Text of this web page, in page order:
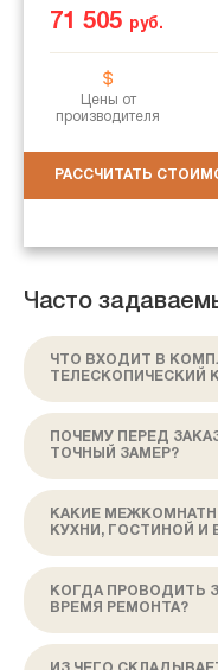
71 505 руб.
Цены от
производителя
РАССЧИТАТЬ
Часто
ЧТО ВХОДИТ В
ТЕЛЕСКОПИЧЕСКИЙ
ПОЧЕМУ ПЕРЕД
ТОЧНЫЙ ЗАМЕР?
КАКИЕ
КУХНИ, ГОСТИНОЙ И
КОГДА ПРОВОДИТЬ
ВРЕМЯ РЕМОНТА?